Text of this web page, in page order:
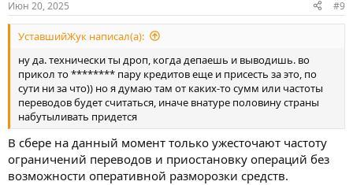
Июн 20, 2025 #9
УставшийЖук написал(а):
ну да. технически ты дроп, когда депаешь и выводишь. во
прикол то ******** пару кредитов еще и присесть за это, по
сути ни за что)) но я думаю там от каких-то сумм или частоты
переводов будет считаться, иначе внатуре половину страны
набутыливать придется
В сбере на данный момент только ужесточают частоту
ограничений переводов и приостановку операций без
возможности оперативной разморозки средств.